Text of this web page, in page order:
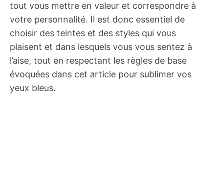
tout vous mettre en valeur et correspondre à
votre personnalité. Il est donc essentiel de
choisir des teintes et des styles qui vous
plaisent et dans lesquels vous vous sentez à
l’aise, tout en respectant les règles de base
évoquées dans cet article pour sublimer vos
yeux bleus.